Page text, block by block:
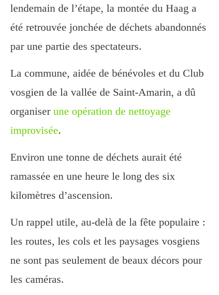
lendemain de l’étape, la montée du Haag a
été retrouvée jonchée de déchets abandonnés
par une partie des spectateurs.
La commune, aidée de bénévoles et du Club
vosgien de la vallée de Saint-Amarin, a dû
organiser une opération de nettoyage
improvisée.
Environ une tonne de déchets aurait été
ramassée en une heure le long des six
kilomètres d’ascension.
Un rappel utile, au-delà de la fête populaire :
les routes, les cols et les paysages vosgiens
ne sont pas seulement de beaux décors pour
les caméras.